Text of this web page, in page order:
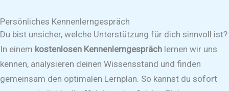
Persönliches Kennenlerngespräch
Du bist unsicher, welche Unterstützung für dich sinnvoll ist?
In einem kostenlosen Kennenlerngespräch lernen wir uns
kennen, analysieren deinen Wissensstand und finden
gemeinsam den optimalen Lernplan. So kannst du sofort